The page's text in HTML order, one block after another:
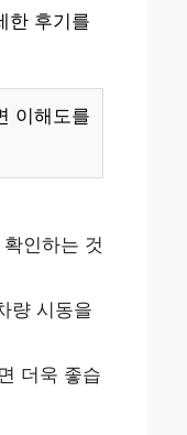
한 후기를
이해도를
인하는 것
량 시동을
더욱 좋습